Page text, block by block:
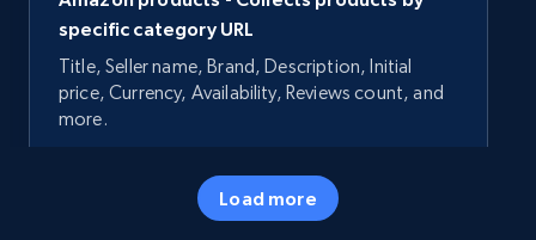
specific category URL
Title, Seller name, Brand, Description, Initial
price, Currency, Availability, Reviews count, and
more.
5.7K+ Commencer
Load more